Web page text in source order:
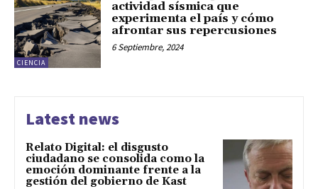
CIENCIA
actividad sísmica que
experimenta el país y cómo
afrontar sus repercusiones
6 Septiembre, 2024
Latest news
Relato Digital: el disgusto
ciudadano se consolida como la
emoción dominante frente a la
gestión del gobierno de Kast